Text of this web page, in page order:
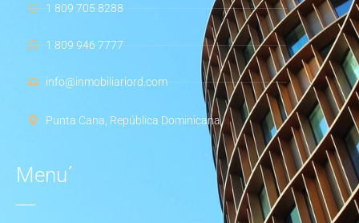
1 809 705 8288
1 809 946 7777
info@inmobiliariord.com
Punta Cana, República Dominicana
Menu´